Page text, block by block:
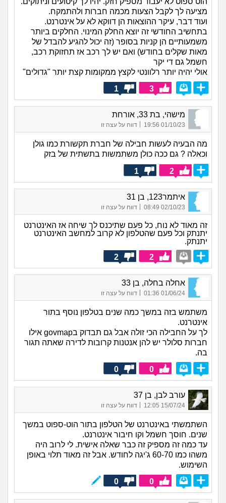
מציעה לך לקבל הצעות מכמה חברות ולהתמקח.
ועוד דבר, עיקר ההוצאות הן דווקא לא על אינטרנט.
בתחשיב החודשי זה יוצא החלק המינוי. החלקים ביותר
משמעותיים הן קניות בסופר (זה יכול להגיע להבדל של
מאות שקלים בחודש) ואם יש לך רכב אז תחזוקת רכב,
חשמל גם די יקר
אולי יהיה יותר רלוונטי לקצץ ממקומות קצת יותר "גדולים"
3
1
מישהי, בת 33, אורחת
01/10/23 19:56 דווח על עצה זו
מה הבעיה לעשות חבילה של חברת תקשורת כמו גולן
וכאלה ? גם ככה כולן משתמשות בתשתית של בזק
2
1
איתמר123, בן 31
02/10/23 08:49
| דווח על עצה זו
זה מאוד לא נוח, כל פעם שתיכנס לך שיחה אז האינטרנט
יתנתק וכל פעם שהטלפון לא קרוב למחשב האינטרנט
יתנתק.
2
2
אחלה בחלה, בן 33
01/06/24 01:36
| דווח על עצה זו
משתמש בזה במשך כמה שנים בטלפון נוסף בתור
אינטרנט.
לך על החבילה הכי זולה אבל גם תבדוק בgovmap אילו
חברות סלולר יש להן אנטנות קרובות לדירה שאתה תגור
בה.
0
0
עורב לבן, בן 37
15/07/24 12:05 דווח על עצה זו
השתמשתי באינטרנט של הטלפון בתור הוט-ספוט במשך
שנים. חוסך חשמל וקו חיבור אינטרנט.
עד כמה זה מספיק זה כבר שאלה אישית. לי לרוב היה
משהו כמו 60-70 ג'יגה לחודש. אבל זה מאוד תלוי באופן
השימוש.
0
0